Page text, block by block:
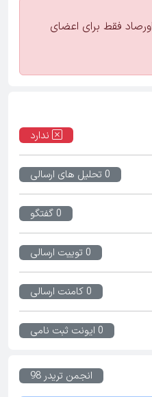
فقط برای اعضای
ندارد
0 تحلیل های ارسالی
0 گفتگو
0 توییت ارسالی
0 کامنت ارسالی
0 ایونت ثبت نامی
انجمن تریدر 98